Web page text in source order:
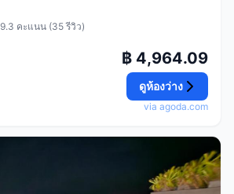
9.3 คะแนน (35 รีวิว)
฿ 4,964.09
ดูห้องว่าง
via agoda.com